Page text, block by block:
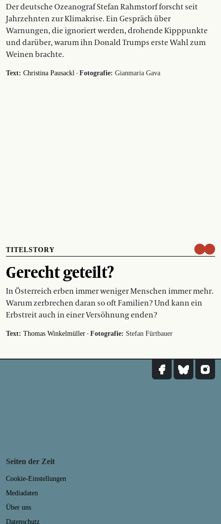
Der deutsche Ozeanograf Stefan Rahmstorf forscht seit
Jahrzehnten zur Klimakrise. Ein Gespräch über
Warnungen, die ignoriert werden, drohende Kipppunkte
und darüber, warum ihn Donald Trumps erste Wahl zum
Weinen brachte.
Text: Christina Pausackl · Fotografie: Gianmaria Gava
TITELSTORY
Gerecht geteilt?
In Österreich erben immer weniger Menschen immer mehr.
Warum zerbrechen daran so oft Familien? Und kann ein
Erbstreit auch in einer Versöhnung enden?
Text: Thomas Winkelmüller · Fotografie: Stefan Fürtbauer
Seiten der Zeit
Cookie-Einstellungen
Mediadaten
Über uns
Datenschutz